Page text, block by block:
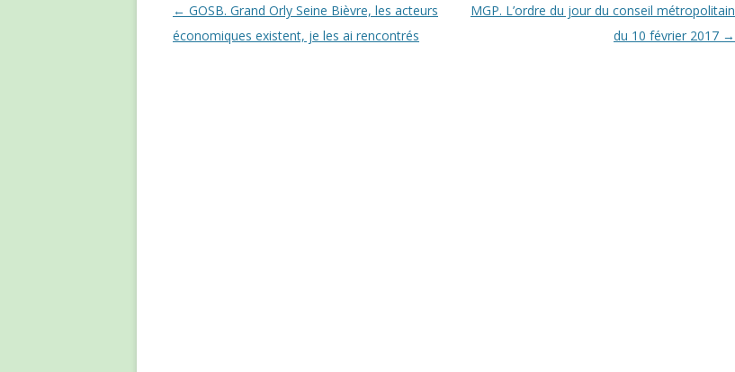
Navigation des articles
← GOSB. Grand Orly Seine Bièvre, les acteurs
économiques existent, je les ai rencontrés
MGP. L’ordre du jour du conseil métropolitain
du 10 février 2017 →